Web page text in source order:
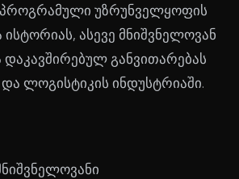
პროგრამული უზრუნველყოფის
ასევე მნიშვნელოვან
განვითარებას
ლოგისტიკის ინდუსტრიაში.